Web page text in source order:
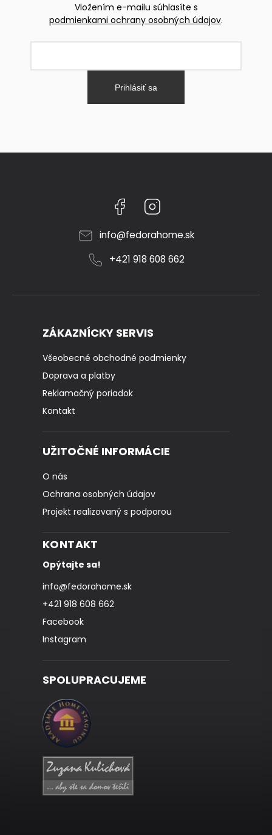
Vložením e-mailu súhlasíte s
podmienkami ochrany osobných údajov.
Prihlásiť sa
Facebook
info@fedorahome.sk
+421 918 608 662
ZÁKAZNÍCKY SERVIS
Všeobecné obchodné podmienky
Doprava a platby
Reklamačný poriadok
Kontakt
UŽITOČNÉ INFORMÁCIE
O nás
Ochrana osobných údajov
Projekt realizovaný s podporou
KONTAKT
Opýtajte sa!
info@fedorahome.sk
+421 918 608 662
Facebook
Instagram
SPOLUPRACUJEME